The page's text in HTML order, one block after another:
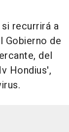
recurrirá a
Gobierno de
del
Hondius',